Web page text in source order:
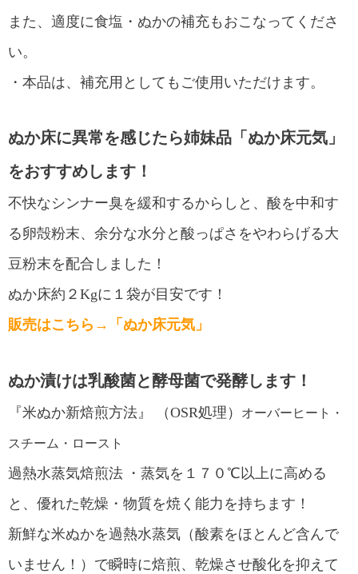
また、適度に食塩・ぬかの補充もおこなってくださ
い。
・本品は、補充用としてもご使用いただけます。
ぬか床に異常を感じたら姉妹品「ぬか床元気」
をおすすめします！
不快なシンナー臭を緩和するからしと、酸を中和す
る卵殻粉末、余分な水分と酸っぱさをやわらげる大
豆粉末を配合しました！
ぬか床約２Kgに１袋が目安です！
販売はこちら→「ぬか床元気」
ぬか漬けは乳酸菌と酵母菌で発酵します！
『米ぬか新焙煎方法』 （OSR処理） オーバーヒート・
スチーム・ロースト
過熱水蒸気焙煎法 ・蒸気を１７０℃以上に高める
と、優れた乾燥・物質を焼く能力を持ちます！
新鮮な米ぬかを過熱水蒸気（酸素をほとんど含んで
いません！）で瞬時に焙煎、乾燥させ酸化を抑えて